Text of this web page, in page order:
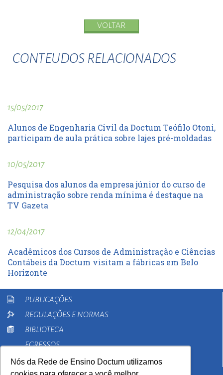
Nós da Rede de Ensino Doctum utilizamos
VOLTAR
CONTEUDOS RELACIONADOS
15/05/2017
Alunos de Engenharia Civil da Doctum Teófilo Otoni,
participam de aula prática sobre lajes pré-moldadas
10/05/2017
Pesquisa dos alunos da empresa júnior do curso de
administração sobre renda mínima é destaque na
TV Gazeta
12/04/2017
Acadêmicos dos Cursos de Administração e Ciências
Contábeis da Doctum visitam a fábricas em Belo
Horizonte
PUBLICAÇÕES
REGULAÇÕES E NORMAS
BIBLIOTECA
EGRESSOS
PESQUISA